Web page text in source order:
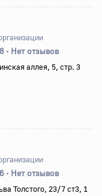
• Нет отзывов
аллея, 5, стр. 3
• Нет отзывов
Толстого, 23/7 ст3, 1